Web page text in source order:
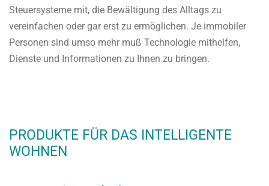
Steuersysteme mit, die Bewältigung des Alltags zu
vereinfachen oder gar erst zu ermöglichen. Je immobiler
Personen sind umso mehr muß Technologie mithelfen,
Dienste und Informationen zu Ihnen zu bringen.
PRODUKTE FÜR DAS INTELLIGENTE
WOHNEN